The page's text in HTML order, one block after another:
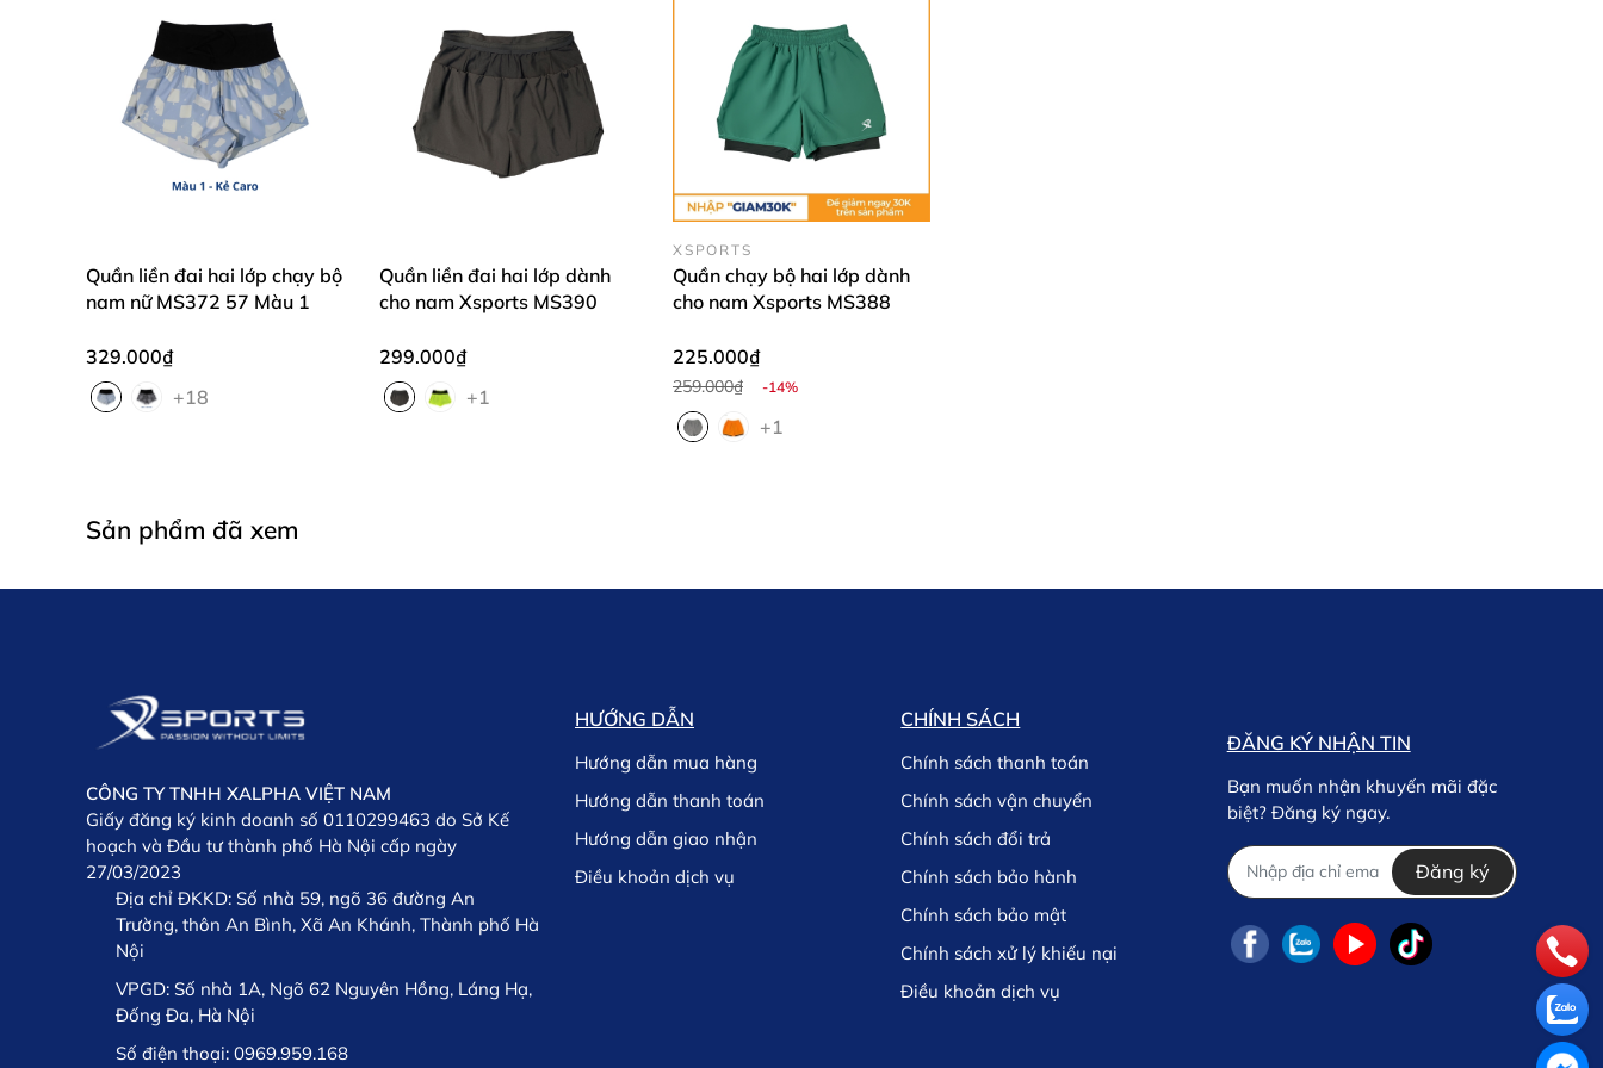
Quần liền đai hai lớp chạy bộ
nam nữ MS372 57 Màu 1
329.000₫
+18
Quần liền đai hai lớp dành
cho nam Xsports MS390
299.000₫
+1
XSPORTS
Quần chạy bộ hai lớp dành
cho nam Xsports MS388
225.000₫
259.000₫ -14%
+1
Sản phẩm đã xem
CÔNG TY TNHH XALPHA VIỆT NAM
Giấy đăng ký kinh doanh số 0110299463 do Sở Kế
hoạch và Đầu tư thành phố Hà Nội cấp ngày
27/03/2023
Địa chỉ ĐKKD: Số nhà 59, ngõ 36 đường An
Trường, thôn An Bình, Xã An Khánh, Thành phố Hà
Nội
VPGD: Số nhà 1A, Ngõ 62 Nguyên Hồng, Láng Hạ,
Đống Đa, Hà Nội
Số điện thoại: 0969.959.168
HƯỚNG DẪN
Hướng dẫn mua hàng
Hướng dẫn thanh toán
Hướng dẫn giao nhận
Điều khoản dịch vụ
CHÍNH SÁCH
Chính sách thanh toán
Chính sách vận chuyển
Chính sách đổi trả
Chính sách bảo hành
Chính sách bảo mật
Chính sách xử lý khiếu nại
Điều khoản dịch vụ
ĐĂNG KÝ NHẬN TIN
Bạn muốn nhận khuyến mãi đặc
biệt? Đăng ký ngay.
Đăng ký